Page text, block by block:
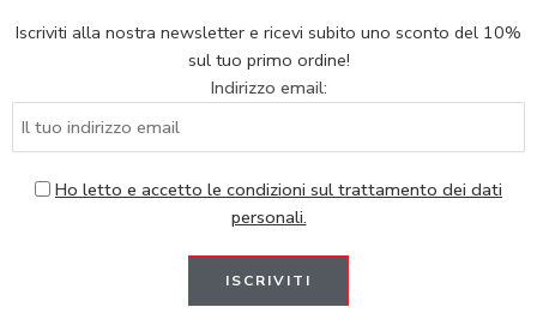
Iscriviti alla nostra newsletter e ricevi subito uno sconto del 10%
sul tuo primo ordine!
Indirizzo email:
Ho letto e accetto le condizioni sul trattamento dei dati
personali.